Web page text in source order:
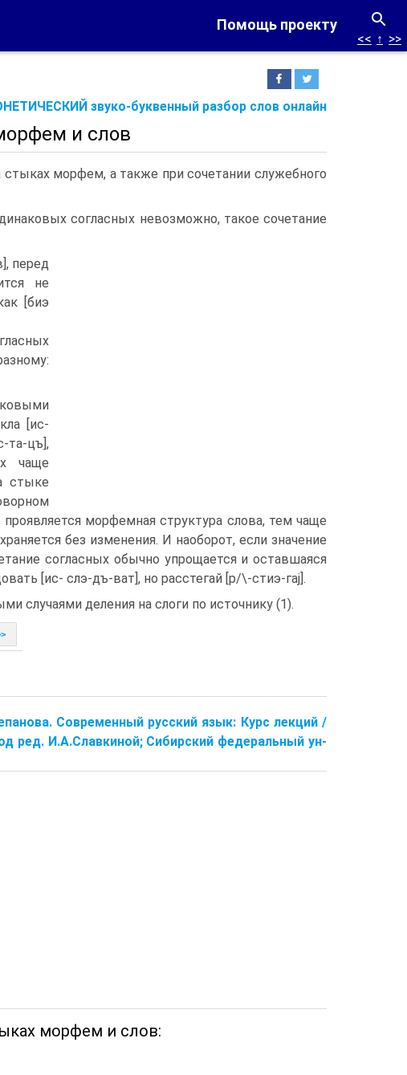
Помощь проекту
звуко-буквенный разбор слов онлайн
<< ↑ >>
и слов
морфем, а также при сочетании служебного
согласных невозможно, такое сочетание
перед
не
[биэ
[ис-
та-цъ],
чаще
стыке
морфемная структура слова, тем чаще
без изменения. И наоборот, если значение
согласных обычно упрощается и оставшаяся
[ис- слэ-дъ-ват], но расстегай [р/\-стиэ-гаj].
случаями деления на слоги по источнику (1).
Современный русский язык: Курс лекций /
ред. И.А.Славкиной; Сибирский федеральный ун-
морфем и слов: